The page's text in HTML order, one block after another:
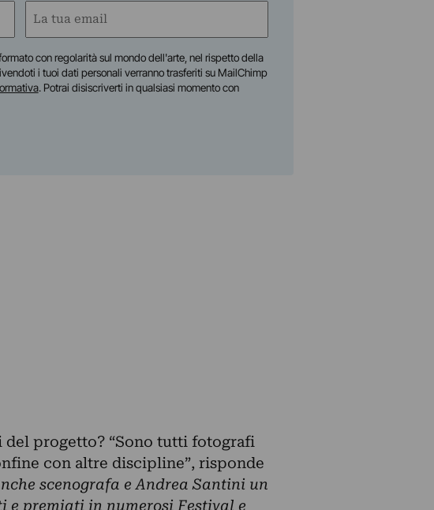
Email
con regolarità sul mondo dell'arte, nel rispetto della
i tuoi dati personali verranno trasferiti su MailChimp
. Potrai disiscriverti in qualsiasi momento con
progetto? “Sono tutti fotografi
con altre discipline”, risponde
scenografa e Andrea Santini un
e premiati in numerosi Festival e